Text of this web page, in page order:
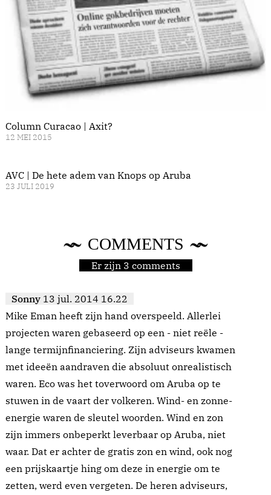
Column Curacao | Axit?
12 MEI 2015
AVC | De hete adem van Knops op Aruba
23 JULI 2019
COMMENTS
Er zijn 3 comments
Sonny 13 jul. 2014 16.22
Mike Eman heeft zijn hand overspeeld. Allerlei
projecten waren gebaseerd op een - niet reële -
lange termijnfinanciering. Zijn adviseurs kwamen
met ideeën aandraven die absoluut onrealistisch
waren. Eco was het toverwoord om Aruba op te
stuwen in de vaart der volkeren. Wind- en zonne-
energie waren de sleutel woorden. Wind en zon
zijn immers onbeperkt leverbaar op Aruba, niet
waar. Dat er achter de gratis zon en wind, ook nog
een prijskaartje hing om deze in energie om te
zetten, werd even vergeten. De heren adviseurs,